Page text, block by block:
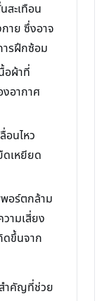
สะเทือน
าย ซึ่งอาจ
ารฝึกซ้อม
อผ้าที่
อากาศ
อนไหว
เหยียด
อร์ตกล้าม
ามเสี่ยง
ดขึ้นจาก
ำคัญที่ช่วย